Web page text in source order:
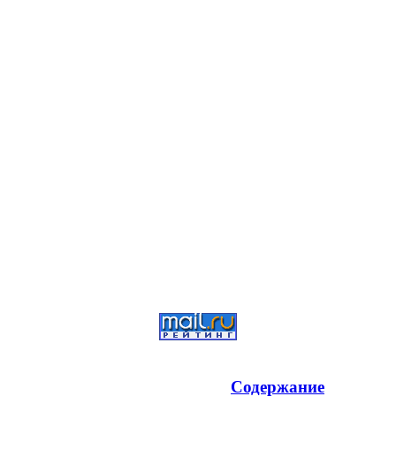
Содержание